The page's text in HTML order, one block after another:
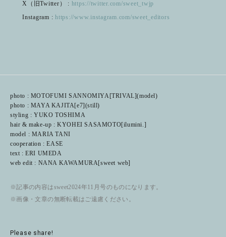
X（旧Twitter） : https://twitter.com/sweet_twjp
Instagram : https://www.instagram.com/sweet_editors
photo : MOTOFUMI SANNOMIYA[TRIVAL](model)
photo : MAYA KAJITA[e7](still)
styling : YUKO TOSHIMA
hair & make-up : KYOHEI SASAMOTO[ilumini.]
model : MARIA TANI
cooperation : EASE
text : ERI UMEDA
web edit : NANA KAWAMURA[sweet web]
※記事の内容はsweet2024年11月号のものになります。
※画像・文章の無断転載はご遠慮ください。
Please share!